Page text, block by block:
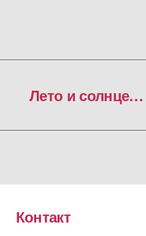
Лето и солнце…
Контакт